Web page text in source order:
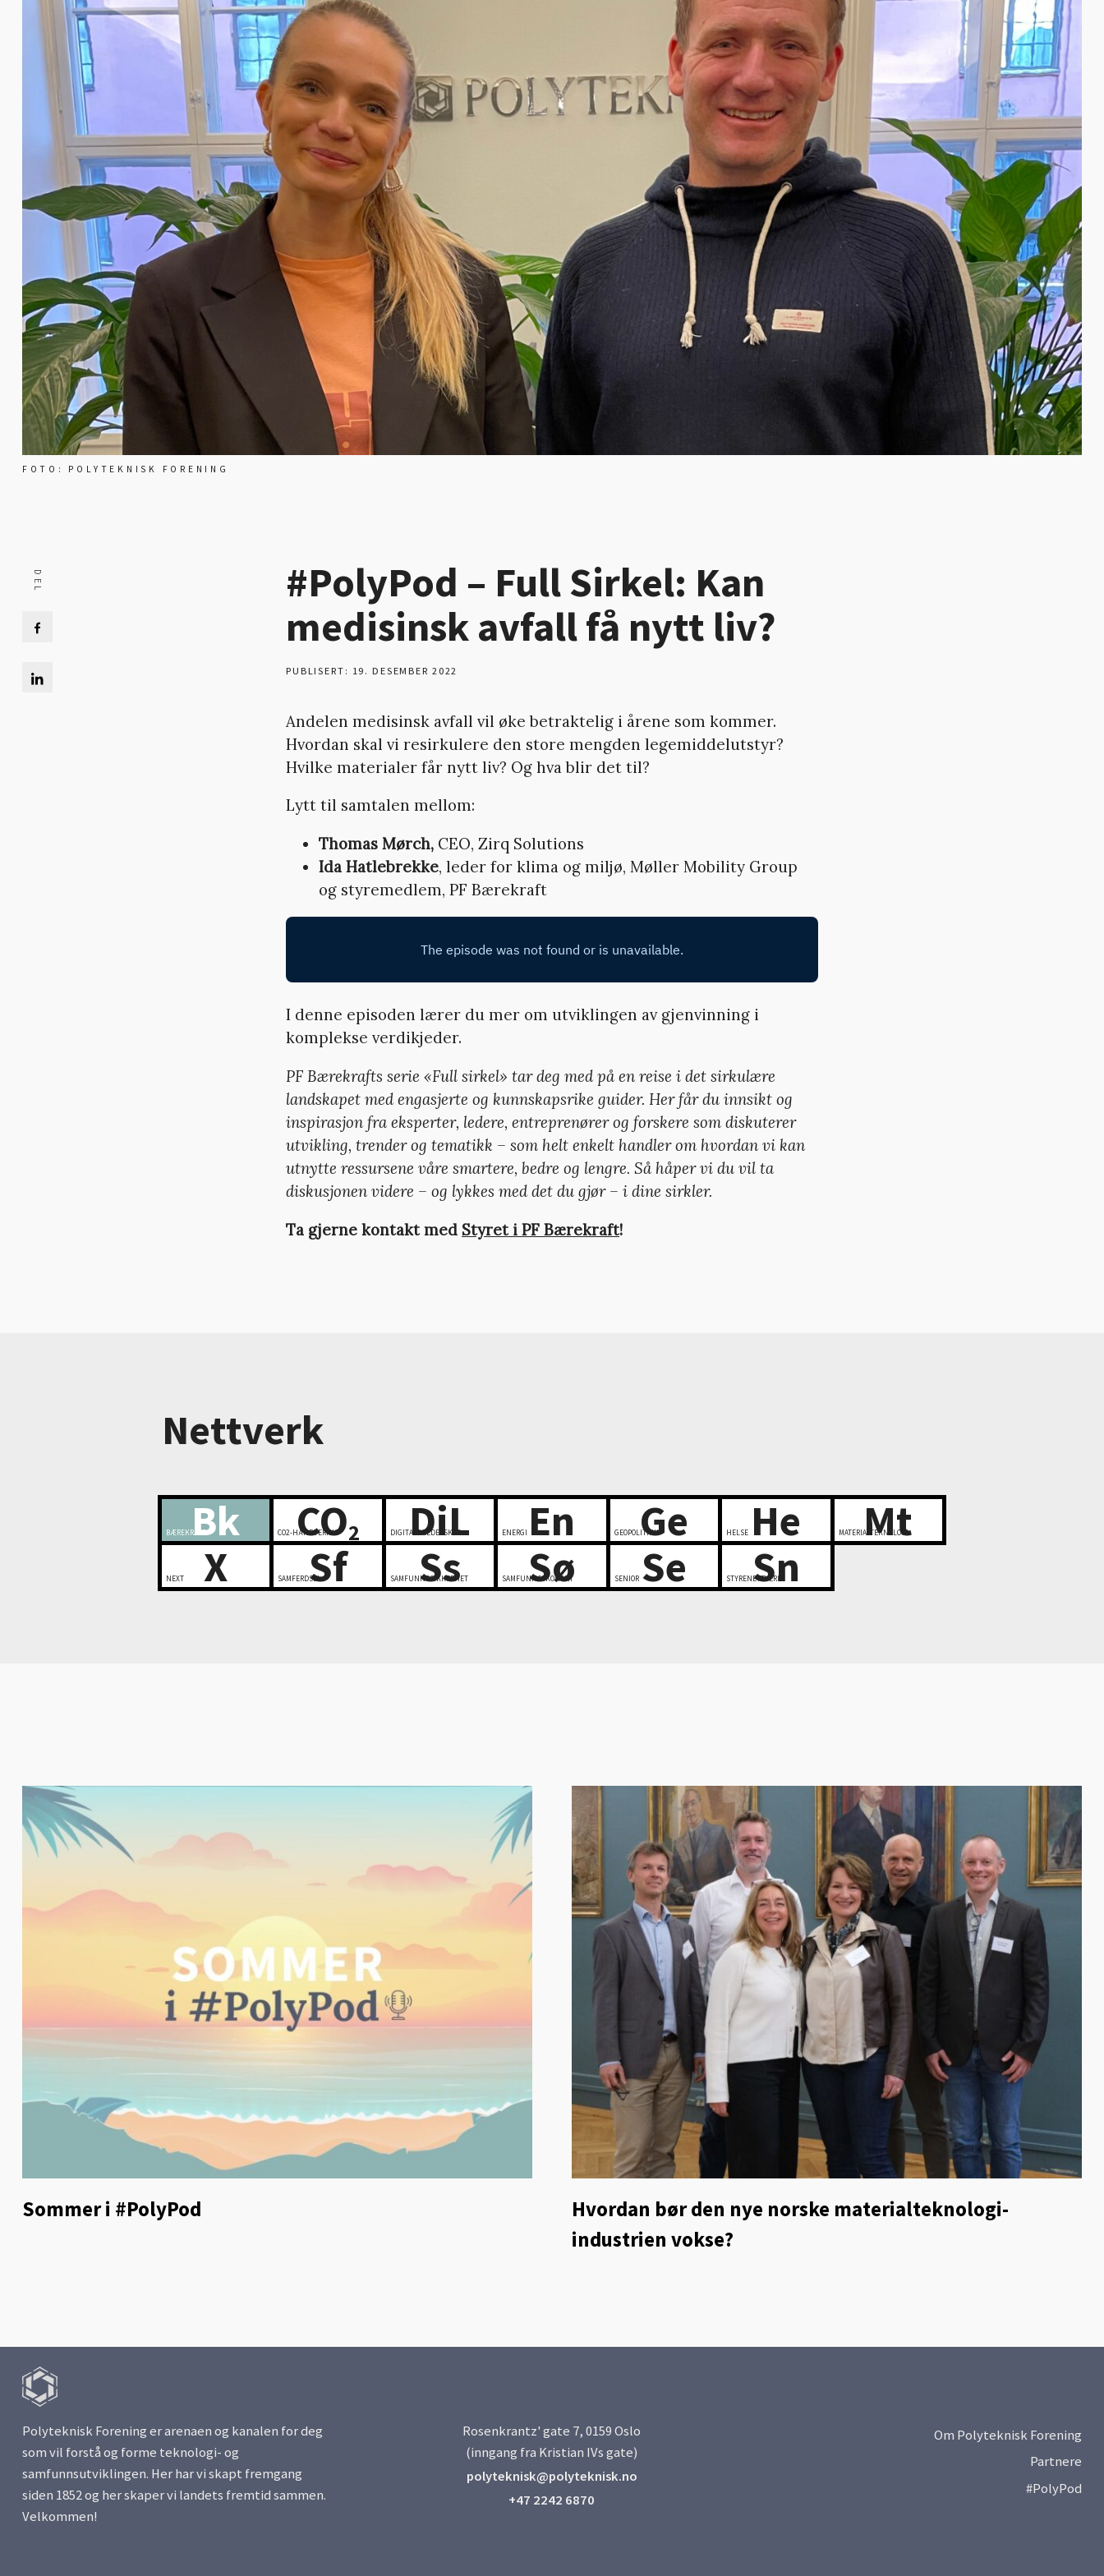
FOTO: POLYTEKNISK FORENING
#PolyPod – Full Sirkel: Kan
medisinsk avfall få nytt liv?
PUBLISERT: 19. DESEMBER 2022
Andelen medisinsk avfall vil øke betraktelig i årene som kommer.
Hvordan skal vi resirkulere den store mengden legemiddelutstyr?
Hvilke materialer får nytt liv? Og hva blir det til?
Lytt til samtalen mellom:
Thomas Mørch, CEO, Zirq Solutions
Ida Hatlebrekke, leder for klima og miljø, Møller Mobility Group
og styremedlem, PF Bærekraft
I denne episoden lærer du mer om utviklingen av gjenvinning i
komplekse verdikjeder.
PF Bærekrafts serie «Full sirkel» tar deg med på en reise i det sirkulære
landskapet med engasjerte og kunnskapsrike guider. Her får du innsikt og
inspirasjon fra eksperter, ledere, entreprenører og forskere som diskuterer
utvikling, trender og tematikk – som helt enkelt handler om hvordan vi kan
utnytte ressursene våre smartere, bedre og lengre. Så håper vi du vil ta
diskusjonen videre – og lykkes med det du gjør – i dine sirkler.
Ta gjerne kontakt med Styret i PF Bærekraft!
Nettverk
Bk
BÆREKRAFT CO2
CO2-HÅNDTERING DiL
DIGITALT LEDERSKAP En
ENERGI Ge
GEOPOLITIKK He
HELSE Mt
MATERIALTEKNOLOGI
X
NEXT Sf
SAMFERDSEL Ss
SAMFUNNSSIKKERHET Sø
SAMFUNNSØKONOMI Se
SENIOR Sn
STYRENETTVERK
Sommer i #PolyPod
Hvordan bør den nye norske materialteknologi-
industrien vokse?
Polyteknisk Forening er arenaen og kanalen for deg
som vil forstå og forme teknologi- og
samfunnsutviklingen. Her har vi skapt fremgang
siden 1852 og her skaper vi landets fremtid sammen.
Velkommen!
Rosenkrantz' gate 7, 0159 Oslo
(inngang fra Kristian IVs gate)
polyteknisk@polyteknisk.no
+47 2242 6870
Om Polyteknisk Forening
Partnere
#PolyPod